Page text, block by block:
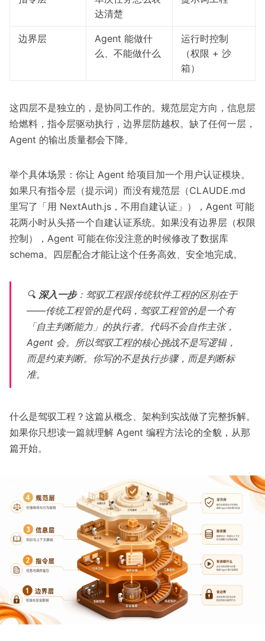
达清楚
边界层
Agent 能做什
么、不能做什么
运行时控制
（权限 + 沙
箱）
这四层不是独立的，是协同工作的。规范层定方向，信息层
给燃料，指令层驱动执行，边界层防越权。缺了任何一层，
Agent 的输出质量都会下降。
举个具体场景：你让 Agent 给项目加一个用户认证模块。
如果只有指令层（提示词）而没有规范层（CLAUDE.md
里写了「用 NextAuth.js，不用自建认证」），Agent 可能
花两小时从头搭一个自建认证系统。如果没有边界层（权限
控制），Agent 可能在你没注意的时候修改了数据库
schema。四层配合才能让这个任务高效、安全地完成。
🔍 深入一步：驾驭工程跟传统软件工程的区别在于
——传统工程管的是代码，驾驭工程管的是一个有
「自主判断能力」的执行者。代码不会自作主张，
Agent 会。所以驾驭工程的核心挑战不是写逻辑，
而是约束判断。你写的不是执行步骤，而是判断标
准。
什么是驾驭工程？ 这篇从概念、架构到实战做了完整拆解。
如果你只想读一篇就理解 Agent 编程方法论的全貌，从那
篇开始。